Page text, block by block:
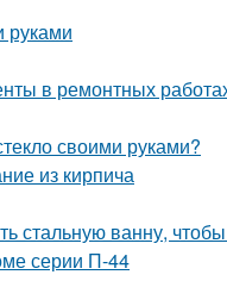
руками
в ремонтных
своими руками?
из кирпича
стальную ванну,
серии П-44